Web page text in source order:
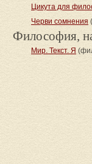
Сценарии[16]
Философия,
Повести,
Галерея[144]
Цикута для
Черви сомнения
Философия,
Мир. Текст. Я